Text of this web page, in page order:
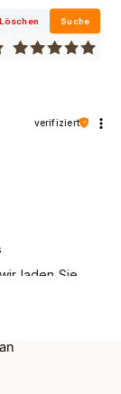
Löschen Suche
laden Sie
verifiziert